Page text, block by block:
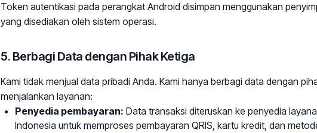
Token autentikasi pada perangkat Android disimpan menggunakan
yang disediakan oleh sistem operasi.
5. Berbagi Data dengan Pihak Ketiga
Kami tidak menjual data pribadi Anda. Kami hanya berbagi data dengan
menjalankan layanan:
Penyedia pembayaran: Data transaksi diteruskan ke penyedia
Indonesia untuk memproses pembayaran QRIS, kartu kredit, dan